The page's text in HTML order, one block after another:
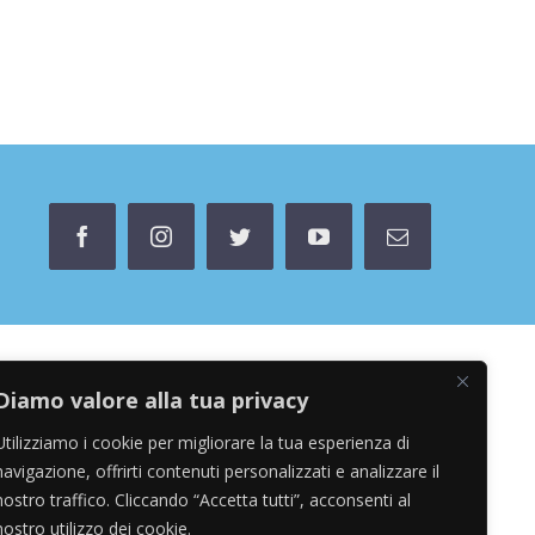
valore alla tua privacy
i cookie per migliorare la tua esperienza di
offrirti contenuti personalizzati e analizzare il
traffico. Cliccando “Accetta tutti”, acconsenti al
utilizzo dei cookie.
facebookinstagramtwitter youtube Email